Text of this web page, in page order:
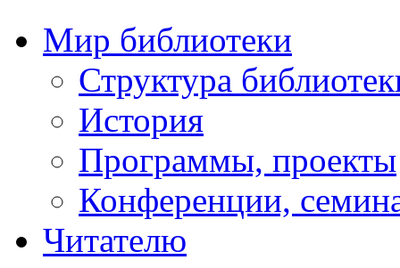
Мир библиотеки
Структура
История
Программы, проекты
Конференции,
Читателю